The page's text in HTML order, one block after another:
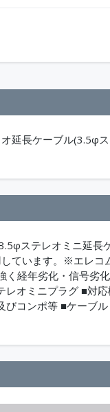
延長ケーブル(3.5φ
ステレオミニ延長
ています。※エレコ
く経年劣化・信号劣
レオミニプラグ ■対
びコンポ等 ■ケーブル